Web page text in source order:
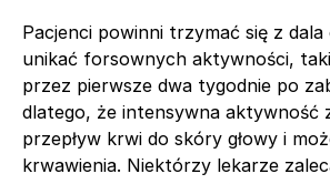
Pacjenci powinni trzymać się z dala
unikać forsownych aktywności,
przez pierwsze dwa tygodnie po
dlatego, że intensywna aktywność
przepływ krwi do skóry głowy i
krwawienia. Niektórzy lekarze